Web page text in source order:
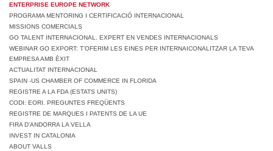
ENTERPRISE EUROPE NETWORK
PROGRAMA MENTORING I CERTIFICACIÓ INTERNACIONAL
MISSIONS COMERCIALS
GO TALENT INTERNACIONAL. EXPERT EN VENDES INTERNACIONALS
WEBINAR GO EXPORT: T’OFERIM LES EINES PER INTERNAICONALITZAR LA TEVA
EMPRESA AMB ÈXIT
ACTUALITAT INTERNACIONAL
SPAIN -US CHAMBER OF COMMERCE IN FLORIDA
REGISTRE A LA FDA (ESTATS UNITS)
CODI: EORI. PREGUNTES FREQÜENTS
REGISTRE DE MARQUES I PATENTS DE LA UE
FIRA D’ANDORRA LA VELLA
INVEST IN CATALONIA
ABOUT VALLS